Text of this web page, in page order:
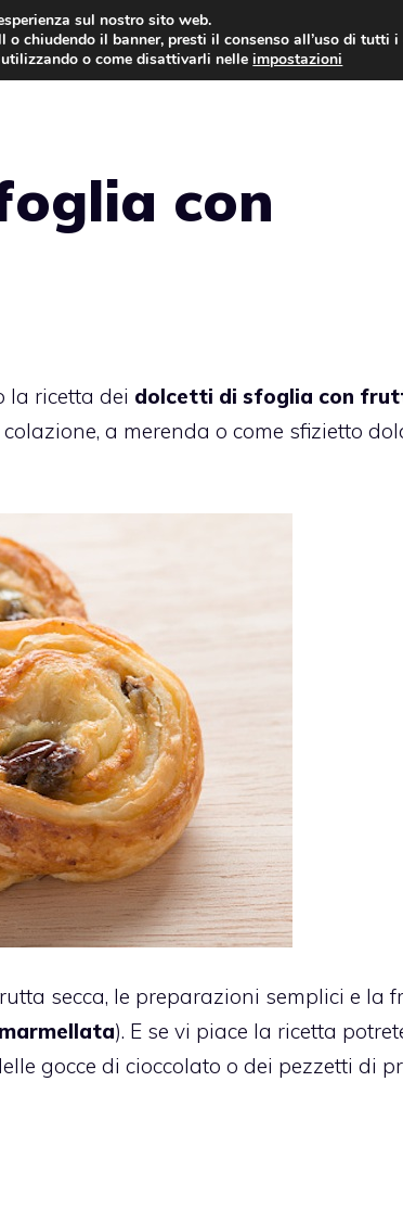
TORTE AL CIOCCOLATO TORTE CLASSICHE
con
la ricetta dei dolcetti di sfoglia con
a merenda o come sfizietto
secca, le preparazioni semplici e la
). E se vi piace la ricetta
gocce di cioccolato o dei pezzetti di
sul nostro sito web.
chiudendo il banner, presti il consenso all’uso di tutti i
o come disattivarli nelleimpostazioni